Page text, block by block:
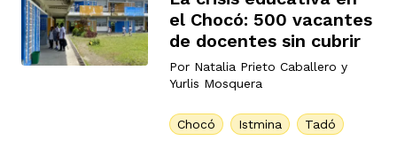
el Chocó: 500 vacantes
de docentes sin cubrir
Por Natalia Prieto Caballero y
Yurlis Mosquera
Chocó Istmina Tadó